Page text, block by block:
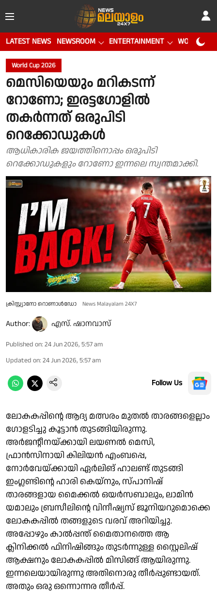
LATEST NEWS NEWSROOM ENTERTAINMENT WORLD CUP
World Cup 2026
മെസിയെയും മറികടന്ന്
റോണോ; ഇരട്ടഗോളില്‍
തകര്‍ന്നത് ഒരുപിടി
റെക്കോഡുകള്‍
ആധികാരിക ജയത്തിനൊപ്പം ഒരുപിടി
റെക്കോഡുകളും റോണോ ഇന്നലെ സ്വന്തമാക്കി.
ക്രിസ്റ്റ്യാനോ റൊണാള്‍ഡോ News Malayalam 24X7
Author: എസ്. ഷാനവാസ്
Published on: 24 Jun 2026, 5:57 am
Updated on: 24 Jun 2026, 5:57 am
Follow Us
ലോകകപ്പിന്റെ ആദ്യ മത്സരം മുതല്‍ താരങ്ങളെല്ലാം
ഗോളടിച്ചു കൂട്ടാന്‍ തുടങ്ങിയിരുന്നു.
അര്‍ജന്റീനയ്ക്കായി ലയണല്‍ മെസി,
ഫ്രാന്‍സിനായി കിലിയന്‍ എംബപ്പെ,
നോര്‍വേയ്ക്കായി ഏര്‍ലിങ് ഹാലണ്ട് തുടങ്ങി
ഇംഗ്ലണ്ടിന്റെ ഹാരി കെയ്നും, സ്പാനിഷ്
താരങ്ങളായ മൈക്കൽ ഒയർസബാലും, ലാമിന്‍
യമാലും ബ്രസീലിന്റെ വിനീഷ്യസ് ജൂനിയറുമൊക്കെ
ലോകകപ്പില്‍ തങ്ങളുടെ വരവ് അറിയിച്ചു.
അപ്പോഴും കാല്‍പ്പന്ത് മൈതാനത്തെ ആ
ക്ലിനിക്കല്‍ ഫിനിഷിങ്ങും തുടര്‍ന്നുള്ള സ്റ്റൈലിഷ്
ആക്ഷനും ലോകകപ്പില്‍ മിസിങ്ങ് ആയിരുന്നു.
ഇന്നലെയായിരുന്നു അതിനൊരു തീര്‍പ്പുണ്ടായത്.
അതും ഒരു ഒന്നൊന്നര തീര്‍പ്പ്.